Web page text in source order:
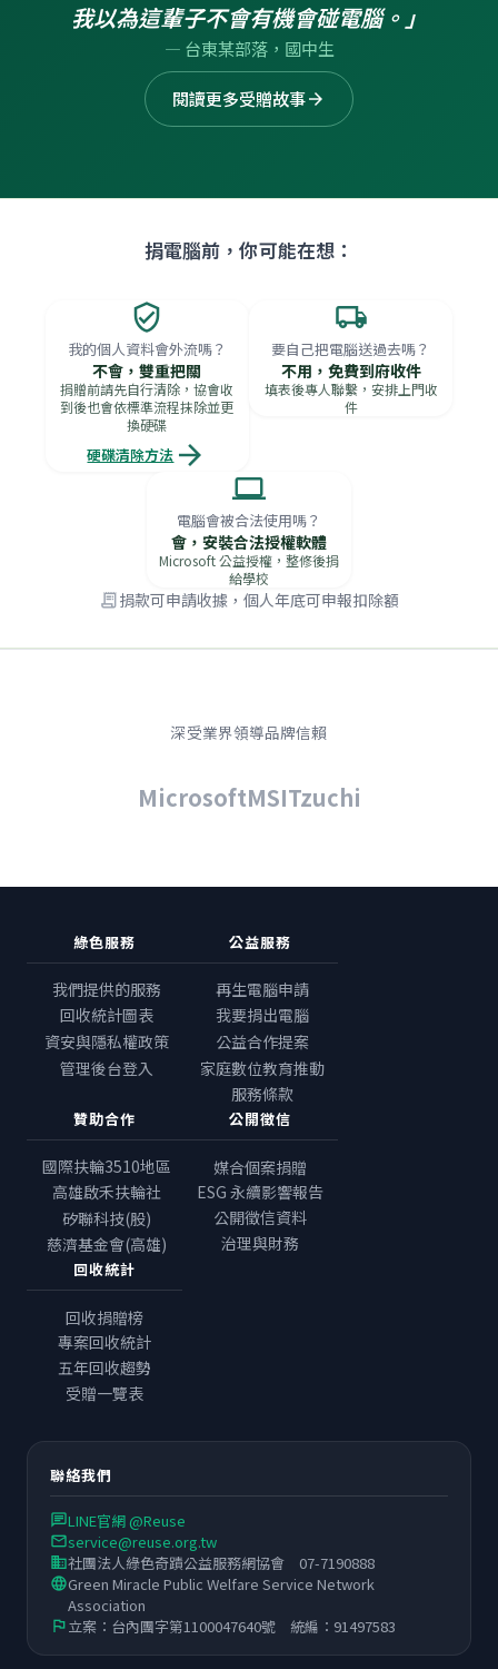
我以為這輩子不會有機會碰電腦。」
— 台東某部落，國中生
閱讀更多受贈故事arrow_forward
捐電腦前，你可能在想：
verified_user
我的個人資料會外流嗎？
不會，雙重把關
捐贈前請先自行清除，協會收
到後也會依標準流程抹除並更
換硬碟
硬碟清除方法arrow_forward
local_shipping
要自己把電腦送過去嗎？
不用，免費到府收件
填表後專人聯繫，安排上門收
件
laptop
電腦會被合法使用嗎？
會，安裝合法授權軟體
Microsoft 公益授權，整修後捐
給學校
receipt_long 捐款可申請收據，個人年底可申報扣除額
深受業界領導品牌信賴
MicrosoftMSITzuchi
綠色服務
我們提供的服務
回收統計圖表
資安與隱私權政策
管理後台登入
公益服務
再生電腦申請
我要捐出電腦
公益合作提案
家庭數位教育推動
服務條款
贊助合作
國際扶輪3510地區
高雄啟禾扶輪社
矽聯科技(股)
慈濟基金會(高雄)
公開徵信
媒合個案捐贈
ESG 永續影響報告
公開徵信資料
治理與財務
回收統計
回收捐贈榜
專案回收統計
五年回收趨勢
受贈一覽表
聯絡我們
chatLINE官網 @Reuse
emailservice@reuse.org.tw
business社團法人綠色奇蹟公益服務網協會 07-7190888
languageGreen Miracle Public Welfare Service Network
Association
flag立案：台內團字第1100047640號 統編：91497583